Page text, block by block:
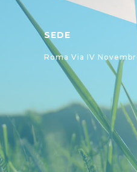
SEDE
Roma Via IV